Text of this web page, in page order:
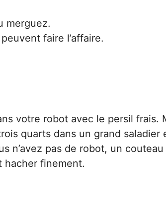
merguez.
faire l’affaire.
votre robot avec le persil frais.
quarts dans un grand saladier
n’avez pas de robot, un
hacher finement.